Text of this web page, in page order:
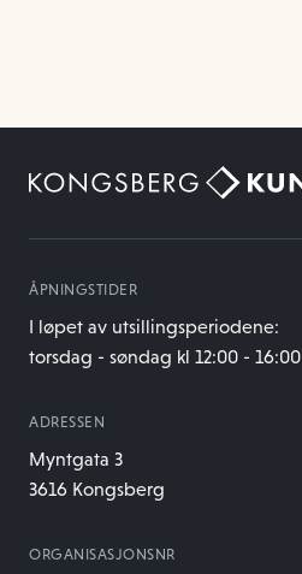
ÅPNINGSTIDER
I løpet av utsillingsperiodene:
torsdag - søndag kl 12:00 - 16:00
ADRESSEN
Myntgata 3
3616 Kongsberg
ORGANISASJONSNR